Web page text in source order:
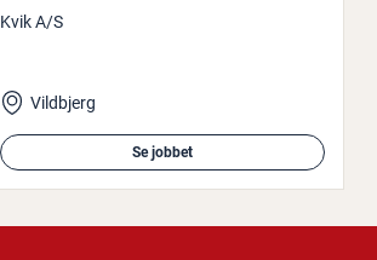
Kvik A/S
Vildbjerg
Se jobbet